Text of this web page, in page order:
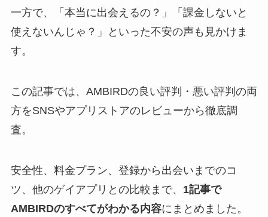
一方で、「本当に出会えるの？」「課金しないと
使えないんじゃ？」といった不安の声も見かけま
す。
この記事では、AMBIRDの良い評判・悪い評判の両
方をSNSやアプリストアのレビューから徹底調
査。
安全性、料金プラン、登録から出会いまでのコ
ツ、他のゲイアプリとの比較まで、 1記事で
AMBIRDのすべてがわかる内容にまとめました。